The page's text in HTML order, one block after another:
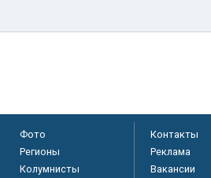
Фото
Регионы
Колумнисты
Контакты
Реклама
Вакансии